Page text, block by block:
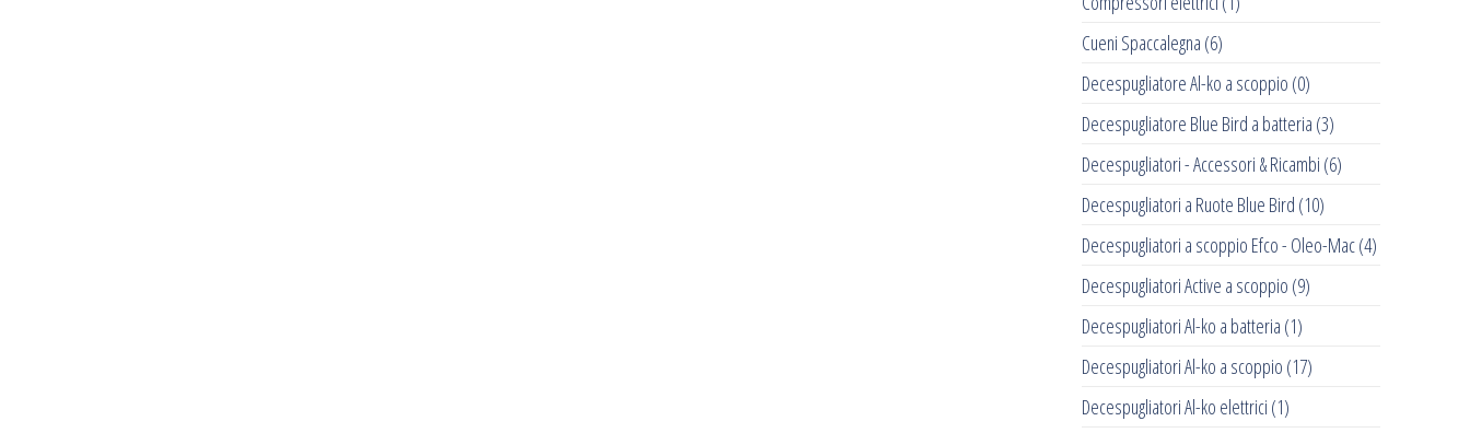
Cueni Spaccalegna (6)
Decespugliatore Al-ko a scoppio (0)
Decespugliatore Blue Bird a batteria (3)
Decespugliatori - Accessori & Ricambi (6)
Decespugliatori a Ruote Blue Bird (10)
Decespugliatori a scoppio Efco - Oleo-Mac(4)
Decespugliatori Active a scoppio (9)
Decespugliatori Al-ko a batteria (1)
Decespugliatori Al-ko a scoppio (17)
Decespugliatori Al-ko elettrici (1)